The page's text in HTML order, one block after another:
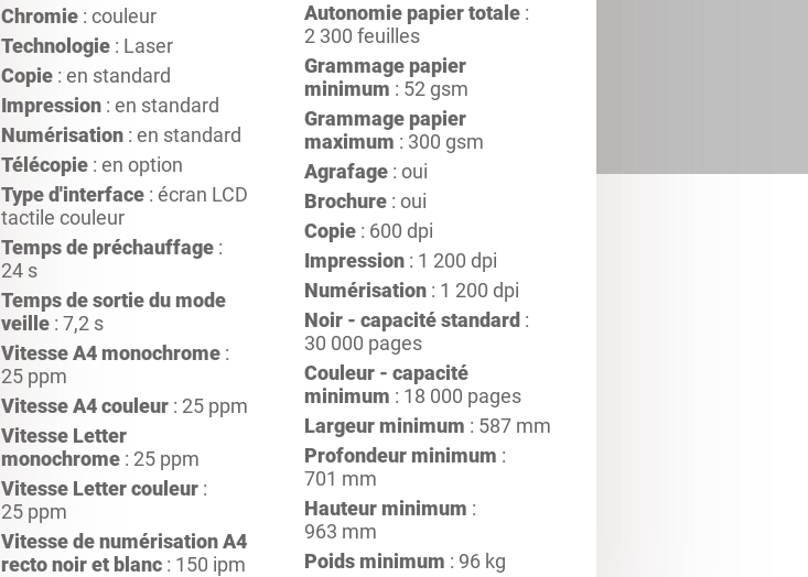
Chromie : couleur
Technologie : Laser
Copie : en standard
Impression : en standard
Numérisation : en standard
Télécopie : en option
Type d'interface : écran LCD
tactile couleur
Temps de préchauffage :
24 s
Temps de sortie du mode
veille : 7,2 s
Vitesse A4 monochrome :
25 ppm
Vitesse A4 couleur : 25 ppm
Vitesse Letter
monochrome : 25 ppm
Vitesse Letter couleur :
25 ppm
Vitesse de numérisation A4
recto noir et blanc : 150 ipm
Autonomie papier totale :
2 300 feuilles
Grammage papier
minimum : 52 gsm
Grammage papier
maximum : 300 gsm
Agrafage : oui
Brochure : oui
Copie : 600 dpi
Impression : 1 200 dpi
Numérisation : 1 200 dpi
Noir - capacité standard :
30 000 pages
Couleur - capacité
minimum : 18 000 pages
Largeur minimum : 587 mm
Profondeur minimum :
701 mm
Hauteur minimum :
963 mm
Poids minimum : 96 kg